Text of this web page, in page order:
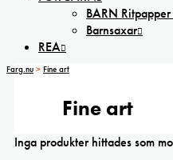
BARN
Barnsaxar
REA
Farg.nu > Fine art
Fine art
Inga produkter hittades som